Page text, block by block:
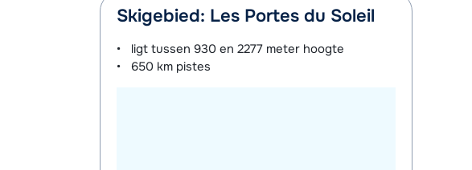
Skigebied: Les Portes du Soleil
ligt tussen930 en 2277 meter hoogte
650 km pistes